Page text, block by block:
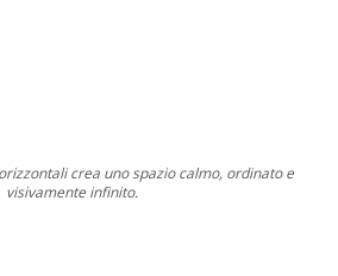
crea uno spazio calmo, ordinato e
visivamente infinito.